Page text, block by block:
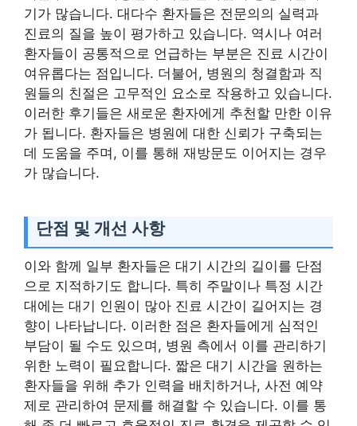
기가 많습니다. 대다수 환자들은 전문의의 실력과
진료의 질을 높이 평가하고 있습니다. 역시나 여러
환자들이 공통적으로 언급하는 부분은 진료 시간이
여유롭다는 점입니다. 더불어, 병원의 청결함과 직
원들의 친절은 고무적인 요소로 작용하고 있습니다.
이러한 후기들은 새로운 환자에게 추천할 만한 이유
가 됩니다. 환자들은 병원에 대한 신뢰가 구축되는
데 도움을 주며, 이를 통해 재방문도 이어지는 경우
가 많습니다.
단점 및 개선 사항
이와 함께 일부 환자들은 대기 시간의 길이를 단점
으로 지적하기도 합니다. 특히 주말이나 특정 시간
대에는 대기 인원이 많아 진료 시간이 길어지는 경
향이 나타납니다. 이러한 점은 환자들에게 심적인
부담이 될 수도 있으며, 병원 측에서 이를 관리하기
위한 노력이 필요합니다. 짧은 대기 시간을 원하는
환자들을 위해 추가 인력을 배치하거나, 사전 예약
제로 관리하여 문제를 해결할 수 있습니다. 이를 통